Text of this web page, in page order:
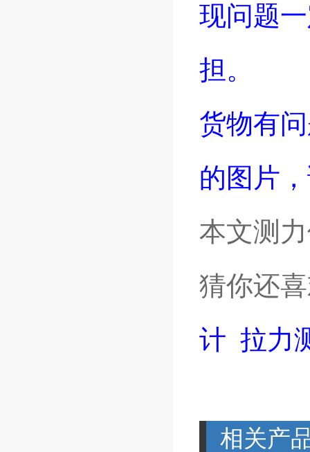
现问题
担。
货物有
的图片
本文测
猜你还
计 拉力
相关产